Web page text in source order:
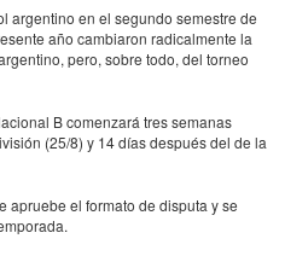
argentino en el segundo semestre de
año cambiaron radicalmente la
pero, sobre todo, del torneo
B comenzará tres semanas
(25/8) y 14 días después del de la
apruebe el formato de disputa y se